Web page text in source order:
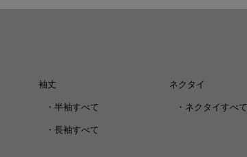
袖丈
・ 半袖すべて
・ 長袖すべて
ネクタイ
・ ネクタイすべて